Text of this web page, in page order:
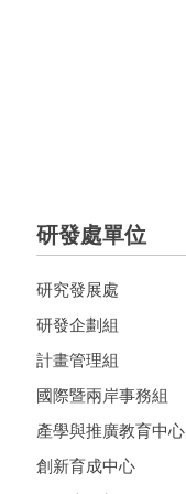
研發處單位
研究發展處
研發企劃組
計畫管理組
國際暨兩岸事務組
產學與推廣教育中心
創新育成中心